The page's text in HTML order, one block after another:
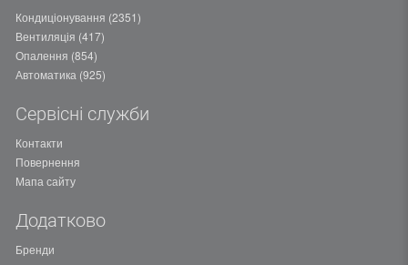
Кондиціонування (2351)
Вентиляція (417)
Опалення (854)
Автоматика (925)
Сервісні служби
Контакти
Повернення
Мапа сайту
Додатково
Бренди